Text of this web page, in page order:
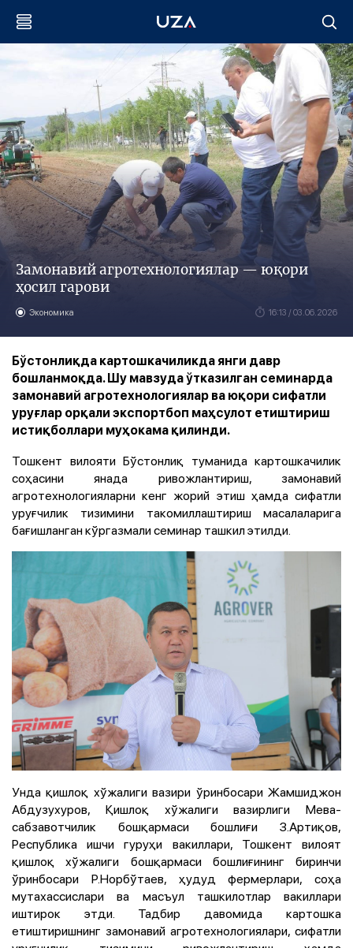
Замонавий агротехнологиялар — юқори
ҳосил гарови
Экономика 16:13 / 03.06.2026
Бўстонлиқда картошкачиликда янги давр
бошланмоқда. Шу мавзуда ўтказилган семинарда
замонавий агротехнологиялар ва юқори сифатли
уруғлар орқали экспортбоп маҳсулот етиштириш
истиқболлари муҳокама қилинди.
Тошкент вилояти Бўстонлиқ туманида картошкачилик
соҳасини янада ривожлантириш, замонавий
агротехнологияларни кенг жорий этиш ҳамда сифатли
уруғчилик тизимини такомиллаштириш масалаларига
бағишланган кўргазмали семинар ташкил этилди.
Унда қишлоқ хўжалиги вазири ўринбосари Жамшиджон
Абдузухуров, Қишлоқ хўжалиги вазирлиги Мева-
сабзавотчилик бошқармаси бошлиғи З.Артиқов,
Республика ишчи гуруҳи вакиллари, Тошкент вилоят
қишлоқ хўжалиги бошқармаси бошлиғининг биринчи
ўринбосари Р.Норбўтаев, ҳудуд фермерлари, соҳа
мутахассислари ва масъул ташкилотлар вакиллари
иштирок этди. Тадбир давомида картошка
етиштиришнинг замонавий агротехнологиялари, сифатли